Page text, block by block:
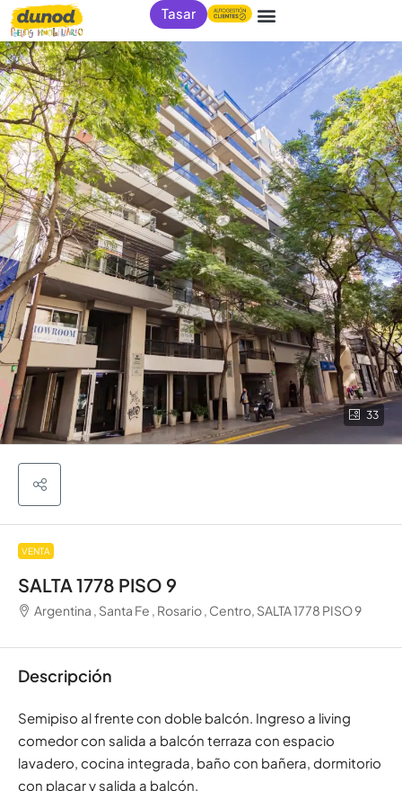
Tasar
33
VENTA
SALTA 1778 PISO 9
Argentina , Santa Fe , Rosario , Centro, SALTA 1778 PISO 9
Descripción
Semipiso al frente con doble balcón. Ingreso a living
comedor con salida a balcón terraza con espacio
lavadero, cocina integrada, baño con bañera, dormitorio
con placar y salida a balcón.